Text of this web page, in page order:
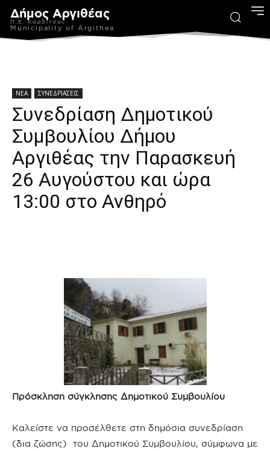
Δήμος Αργιθέας
Π.Ε. Καρδίτσας
Municipality of Argithea
ΝΕΑ ΣΥΝΕΔΡΙΑΣΕΙΣ
Συνεδρίαση Δημοτικού
Συμβουλίου Δήμου
Αργιθέας την Παρασκευή
26 Αυγούστου και ώρα
13:00 στο Ανθηρό
Πρόσκληση σύγκλησης Δημοτικού Συμβουλίου
Καλείστε να προσέλθετε στη δημόσια συνεδρίαση
(δια ζώσης) του Δημοτικού Συμβουλίου, σύμφωνα με